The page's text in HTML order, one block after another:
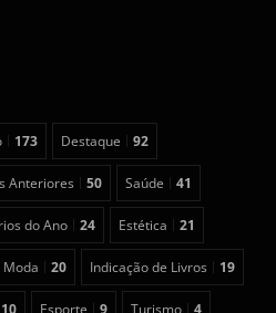
173 Destaque 92
Anteriores 50 Saúde 41
do Ano 24 Estética 21
Moda 20 Indicação de Livros 19
10 Esporte 9 Turismo 4